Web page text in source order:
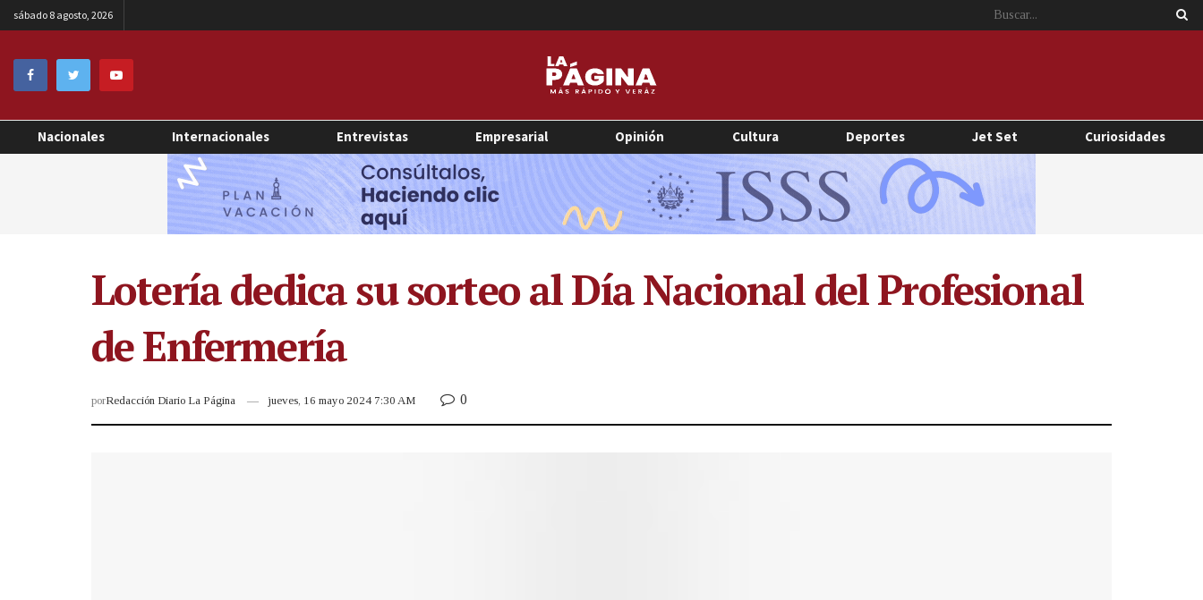
sábado 8 agosto, 2026
Nacionales Internacionales Entrevistas Empresarial Opinión Cultura Deportes Jet Set Curiosidades
Lotería dedica su sorteo al Día Nacional del Profesional
de Enfermería
porRedacción Diario La Página jueves, 16 mayo 2024 7:30 AM 0